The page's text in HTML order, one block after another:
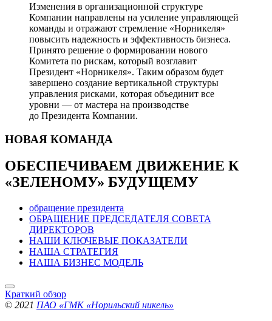
Изменения в организационной структуре
Компании направлены на усиление управляющей
команды и отражают стремление «Норникеля»
повысить надежность и эффективность бизнеса.
Принято решение о формировании нового
Комитета по рискам, который возглавит
Президент «Норникеля». Таким образом будет
завершено создание вертикальной структуры
управления рисками, которая объединит все
уровни — от мастера на производстве
до Президента Компании.
НОВАЯ КОМАНДА
ОБЕСПЕЧИВАЕМ ДВИЖЕНИЕ К
«ЗЕЛЕНОМУ» БУДУЩЕМУ
обращение президента
ОБРАЩЕНИЕ ПРЕДСЕДАТЕЛЯ СОВЕТА
ДИРЕКТОРОВ
НАШИ КЛЮЧЕВЫЕ ПОКАЗАТЕЛИ
НАША СТРАТЕГИЯ
НАША БИЗНЕС МОДЕЛЬ
Краткий обзор
© 2021 ПАО «ГМК «Норильский никель»